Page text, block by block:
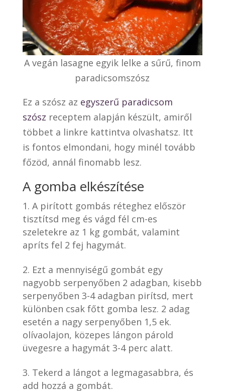
A vegán lasagne egyik lelke a sűrű, finom
paradicsomszósz
Ez a szósz az egyszerű paradicsom
szósz receptem alapján készült, amiről
többet a linkre kattintva olvashatsz. Itt
is fontos elmondani, hogy minél tovább
főzöd, annál finomabb lesz.
A gomba elkészítése
A pirított gombás réteghez először
tisztítsd meg és vágd fél cm-es
szeletekre az 1 kg gombát, valamint
apríts fel 2 fej hagymát.
Ezt a mennyiségű gombát egy
nagyobb serpenyőben 2 adagban, kisebb
serpenyőben 3-4 adagban pirítsd, mert
különben csak főtt gomba lesz. 2 adag
esetén a nagy serpenyőben 1,5 ek.
olívaolajon, közepes lángon párold
üvegesre a hagymát 3-4 perc alatt.
Tekerd a lángot a legmagasabbra, és
add hozzá a gombát.